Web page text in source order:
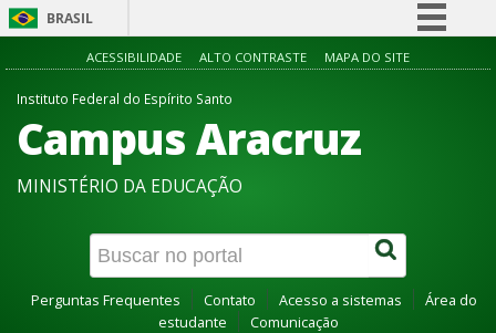
BRASIL
Simplifique!
Acesso à informação
Canais
ACESSIBILIDADE ALTO CONTRASTE MAPA DO SITE
Instituto Federal do Espírito Santo
Campus Aracruz
MINISTÉRIO DA EDUCAÇÃO
Perguntas Frequentes Contato Acesso a sistemas
Área do
estudante
Comunicação